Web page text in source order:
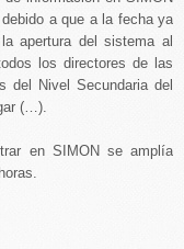
a que a la fecha ya
apertura del sistema al
los directores de las
del Nivel Secundaria del
(…).
en SIMON se amplía